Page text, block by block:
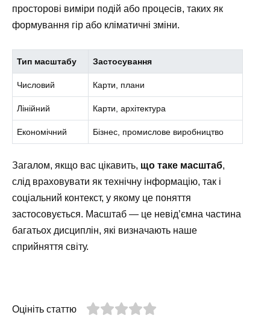
просторові виміри подій або процесів, таких як
формування гір або кліматичні зміни.
Тип масштабу Застосування
Числовий Карти, плани
Лінійний Карти, архітектура
Економічний Бізнес, промислове виробництво
Загалом, якщо вас цікавить, що таке масштаб,
слід враховувати як технічну інформацію, так і
соціальний контекст, у якому це поняття
застосовується. Масштаб — це невід’ємна частина
багатьох дисциплін, які визначають наше
сприйняття світу.
Оцініть статтю